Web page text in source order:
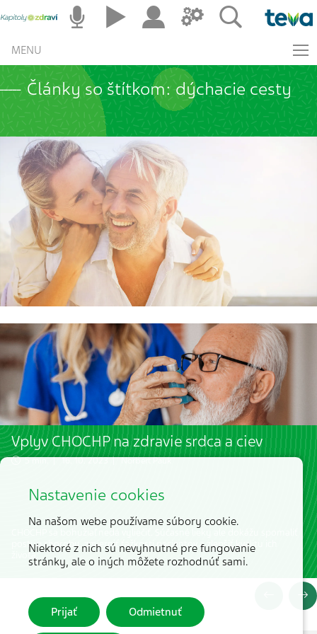
MENU
Články so štítkom: dýchacie cesty
Vplyv CHOCHP na zdravie srdca a ciev
5 min. | 16. 10. 2023 |Norbert Pauk
postup choroby, zmierniť ťažkosti pacientov a zlepšiť kvalitu ich
života.
Nastavenie cookies
Na našom webe používame súbory cookie.
Niektoré z nich sú nevyhnutné pre fungovanie
stránky, ale o iných môžete rozhodnúť sami.
Prijať Odmietnuť